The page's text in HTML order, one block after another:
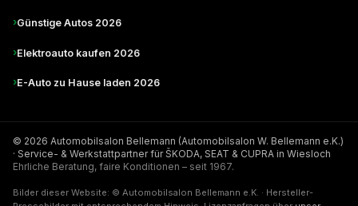
›Günstige Autos 2026
›Elektroauto kaufen 2026
›E-Auto zu Hause laden 2026
© 2026 Automobilsalon Bellemann (Automobilsalon W. Bellemann e.K.)
· Service- & Werkstattpartner für ŠKODA, SEAT & CUPRA in Wiesloch
Ehrliche Beratung, faire Konditionen – seit 1967.
Bilder dieser Website: © Automobilsalon Bellemann e.K. · Hersteller-